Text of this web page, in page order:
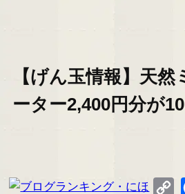
【げん玉情報】天
ーター2,400円分が